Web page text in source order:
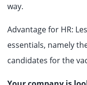
way.
Advantage for HR:
essentials, namely
candidates for the